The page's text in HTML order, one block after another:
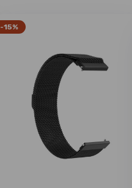
-15%